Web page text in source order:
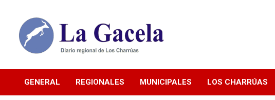
contenido
Diario La Gacela
GENERAL REGIONALES MUNICIPALES LOS CHARRÚAS